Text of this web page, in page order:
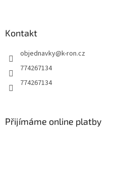
Kontakt
objednavky@k-ron.cz
774267134
774267134
Přijímáme online platby